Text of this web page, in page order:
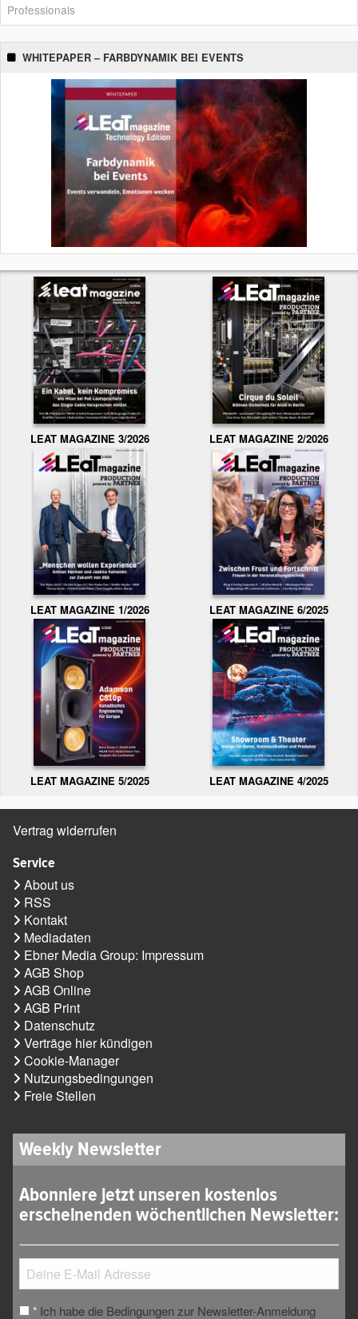
Professionals
WHITEPAPER – FARBDYNAMIK BEI EVENTS
LEAT MAGAZINE 3/2026 LEAT MAGAZINE 2/2026
LEAT MAGAZINE 1/2026 LEAT MAGAZINE 6/2025
LEAT MAGAZINE 5/2025 LEAT MAGAZINE 4/2025
Vertrag widerrufen
Service
About us
RSS
Kontakt
Mediadaten
Ebner Media Group: Impressum
AGB Shop
AGB Online
AGB Print
Datenschutz
Verträge hier kündigen
Cookie-Manager
Nutzungsbedingungen
Freie Stellen
Weekly Newsletter
Abonniere jetzt unseren kostenlos
erscheinenden wöchentlichen Newsletter:
* Ich habe die Bedingungen zur Newsletter-Anmeldung